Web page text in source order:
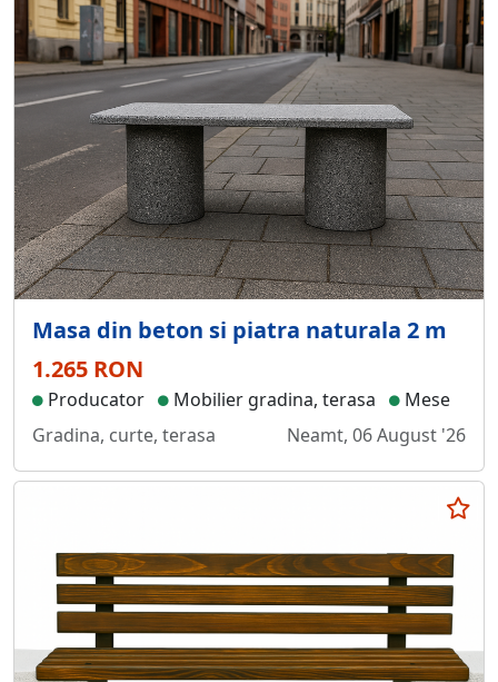
Masa din beton si piatra naturala 2 m
1.265 RON
Producator Mobilier gradina, terasa
Mese
Gradina, curte, terasa
Neamt, 06 August '26